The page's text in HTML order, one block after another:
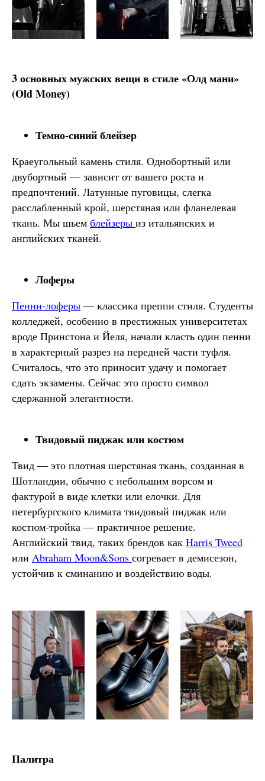
3 основных мужских вещи в стиле «Олд мани»
(Old Money)
Темно-синий блейзер
Краеугольный камень стиля. Однобортный или
двубортный — зависит от вашего роста и
предпочтений. Латунные пуговицы, слегка
расслабленный крой, шерстяная или фланелевая
ткань. Мы шьем блейзеры из итальянских и
английских тканей.
Лоферы
Пенни-лоферы — классика преппи стиля. Студенты
колледжей, особенно в престижных университетах
вроде Принстона и Йеля, начали класть один пенни
в характерный разрез на передней части туфля.
Считалось, что это приносит удачу и помогает
сдать экзамены. Сейчас это просто символ
сдержанной элегантности.
Твидовый пиджак или костюм
Твид — это плотная шерстяная ткань, созданная в
Шотландии, обычно с небольшим ворсом и
фактурой в виде клетки или елочки. Для
петербургского климата твидовый пиджак или
костюм-тройка — практичное решение.
Английский твид, таких брендов как Harris Tweed
или Abraham Moon&Sons согревает в демисезон,
устойчив к сминанию и воздействию воды.
Палитра